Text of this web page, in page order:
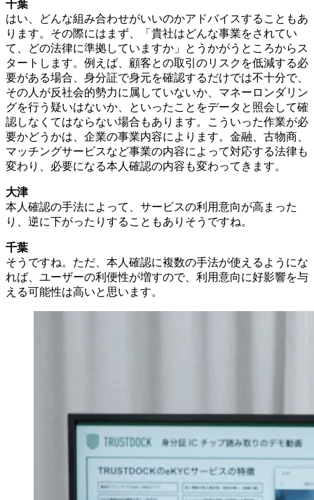
千葉
はい、どんな組み合わせがいいのかアドバイスすることもあ
ります。その際にはまず、「貴社はどんな事業をされてい
て、どの法律に準拠していますか」とうかがうところからス
タートします。例えば、顧客との取引のリスクを低減する必
要がある場合、身分証で身元を確認するだけでは不十分で、
その人が反社会的勢力に属していないか、マネーロンダリン
グを行う疑いはないか、といったことをデータと照会して確
認しなくてはならない場合もあります。こういった作業が必
要かどうかは、企業の事業内容によります。金融、古物商、
マッチングサービスなど事業の内容によって対応する法律も
変わり、必要になる本人確認の内容も変わってきます。
大津
本人確認の手法によって、サービスの利用意向が高まった
り、逆に下がったりすることもありそうですね。
千葉
そうですね。ただ、本人確認に複数の手法が使えるようにな
れば、ユーザーの利便性が増すので、利用意向に好影響を与
える可能性は高いと思います。